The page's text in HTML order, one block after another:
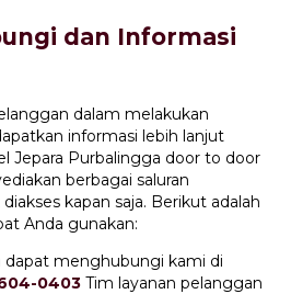
dan Informasi
dalam melakukan
informasi lebih lanjut
Jepara Purbalingga door to door
berbagai saluran
kapan saja. Berikut adalah
Anda gunakan:
dapat menghubungi kami di
0403 Tim layanan pelanggan